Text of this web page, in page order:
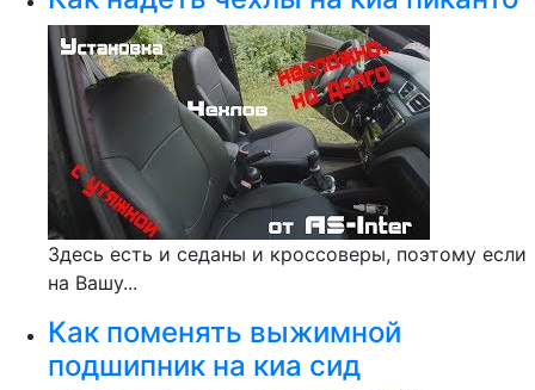
Здесь есть и седаны и кроссоверы, поэтому если
на Вашу...
Как поменять выжимной
подшипник на киа сид